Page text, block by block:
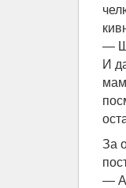
—
И
За
— А